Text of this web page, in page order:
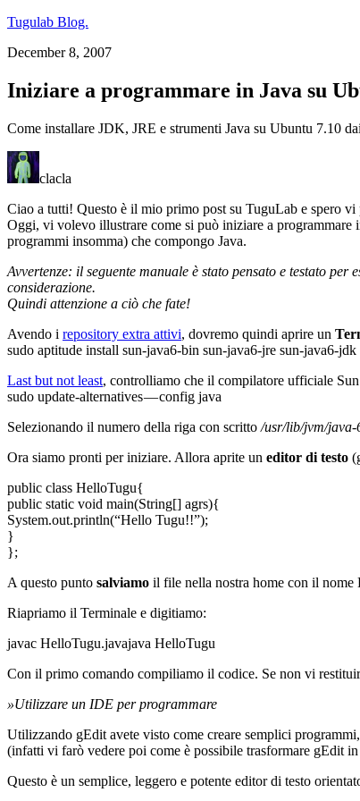
Tugulab Blog.
December 8, 2007
Iniziare a programmare in Java su
Come installare JDK, JRE e strumenti Java su Ubuntu 7.10
clacla
Ciao a tutti! Questo è il mio primo post su TuguLab e spero vi
Oggi, vi volevo illustrare come si può iniziare a programmare
programmi insomma) che compongo Java.
Avvertenze: il seguente manuale è stato pensato e testato
considerazione.
Quindi attenzione a ciò che fate!
Avendo i repository extra attivi, dovremo quindi aprire un
sudo aptitude install sun-java6-bin sun-java6-jre sun-java6-jdk
Last but not least, controlliamo che il compilatore ufficiale
sudo update-alternatives — config java
Selezionando il numero della riga con scritto /usr/lib/jvm/java-
Ora siamo pronti per iniziare. Allora aprite un editor di testo
public class HelloTugu{
public static void main(String[] agrs){
System.out.println(“Hello Tugu!!”);
}
};
A questo punto salviamo il file nella nostra home con il nome
Riapriamo il Terminale e digitiamo:
javac HelloTugu.javajava HelloTugu
Con il primo comando compiliamo il codice. Se non vi
»Utilizzare un IDE per programmare
Utilizzando gEdit avete visto come creare semplici
(infatti vi farò vedere poi come è possibile trasformare gEdit
Questo è un semplice, leggero e potente editor di testo